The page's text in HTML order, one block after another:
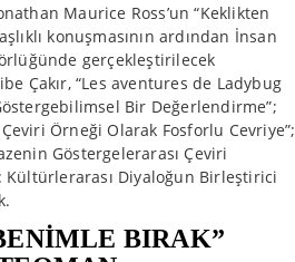
Maurice Ross’un “Keklikten
konuşmasının ardından İnsan
gerçekleştirilecek
Çakır, “Les aventures de Ladybug
Bir Değerlendirme”;
Örneği Olarak Fosforlu Cevriye”;
Göstergelerarası Çeviri
Kültürlerarası Diyaloğun Birleştirici
BIRAK”